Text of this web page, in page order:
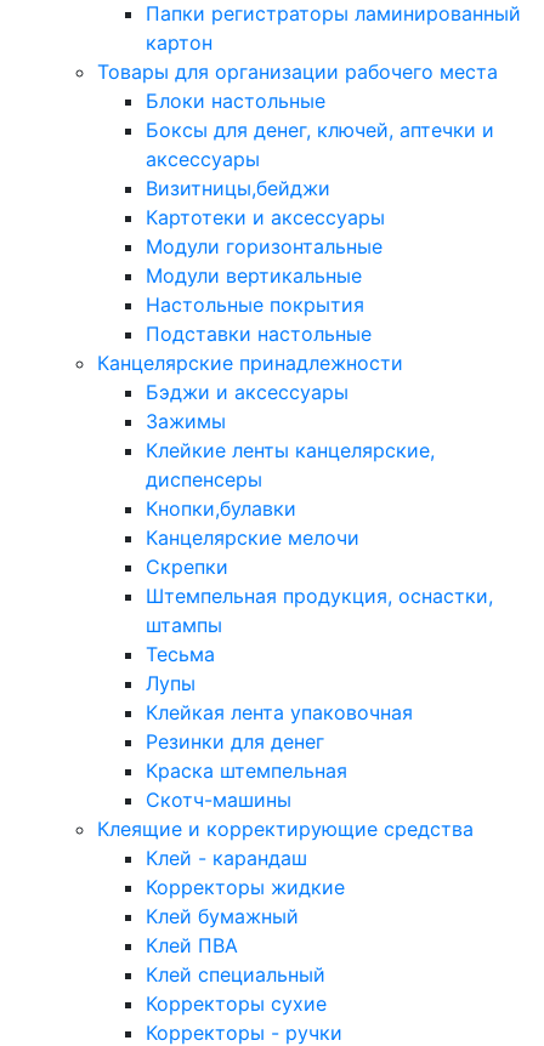
Папки регистраторы ламинированный
картон
Товары для организации рабочего места
Блоки настольные
Боксы для денег, ключей, аптечки и
аксессуары
Визитницы,бейджи
Картотеки и аксессуары
Модули горизонтальные
Модули вертикальные
Настольные покрытия
Подставки настольные
Канцелярские принадлежности
Бэджи и аксессуары
Зажимы
Клейкие ленты канцелярские,
диспенсеры
Кнопки,булавки
Канцелярские мелочи
Скрепки
Штемпельная продукция, оснастки,
штампы
Тесьма
Лупы
Клейкая лента упаковочная
Резинки для денег
Краска штемпельная
Скотч-машины
Клеящие и корректирующие средства
Клей - карандаш
Корректоры жидкие
Клей бумажный
Клей ПВА
Клей специальный
Корректоры сухие
Корректоры - ручки